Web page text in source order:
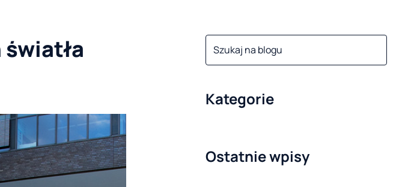
Kategorie
Ostatnie wpisy